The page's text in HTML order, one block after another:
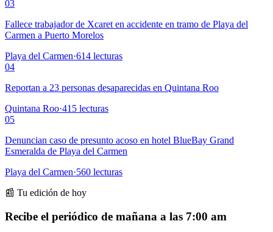
03
Fallece trabajador de Xcaret en accidente en tramo de Playa del
Carmen a Puerto Morelos
Playa del Carmen·614 lecturas
04
Reportan a 23 personas desaparecidas en Quintana Roo
Quintana Roo·415 lecturas
05
Denuncian caso de presunto acoso en hotel BlueBay Grand
Esmeralda de Playa del Carmen
Playa del Carmen·560 lecturas
📰 Tu edición de hoy
Recibe el periódico de mañana a las 7:00 am